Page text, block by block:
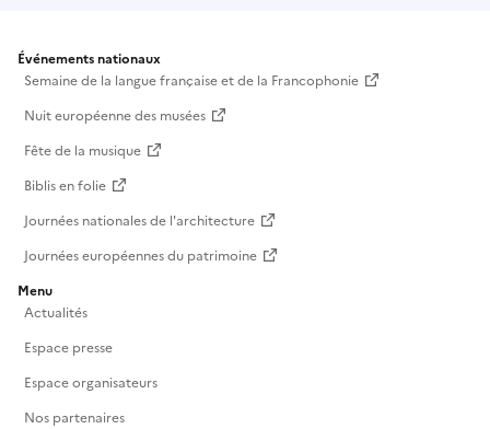
Événements nationaux
Semaine de la langue française et de la Francophonie
Nuit européenne des musées
Fête de la musique
Biblis en folie
Journées nationales de l'architecture
Journées européennes du patrimoine
Menu
Actualités
Espace presse
Espace organisateurs
Nos partenaires